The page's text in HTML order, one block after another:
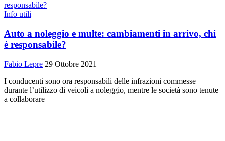
Info utili
Auto a noleggio e multe: cambiamenti in arrivo, chi
è responsabile?
Fabio Lepre 29 Ottobre 2021
I conducenti sono ora responsabili delle infrazioni commesse
durante l’utilizzo di veicoli a noleggio, mentre le società sono tenute
a collaborare